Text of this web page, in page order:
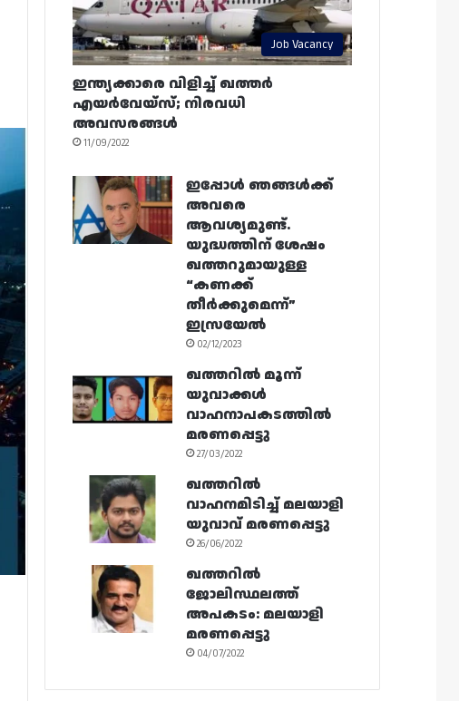
Job Vacancy
ഇന്ത്യക്കാരെ വിളിച്ച് ഖത്തർ
എയർവേയ്‌സ്; നിരവധി
അവസരങ്ങൾ
11/09/2022
ഇപ്പോൾ ഞങ്ങൾക്ക്
അവരെ
ആവശ്യമുണ്ട്.
യുദ്ധത്തിന് ശേഷം
ഖത്തറുമായുള്ള
“കണക്ക്
തീർക്കുമെന്ന്”
ഇസ്രയേൽ
02/12/2023
ഖത്തറിൽ മൂന്ന്
യുവാക്കൾ
വാഹനാപകടത്തിൽ
മരണപ്പെട്ടു
27/03/2022
ഖത്തറിൽ
വാഹനമിടിച്ച് മലയാളി
യുവാവ് മരണപ്പെട്ടു
26/06/2022
ഖത്തറിൽ
ജോലിസ്ഥലത്ത്
അപകടം: മലയാളി
മരണപ്പെട്ടു
04/07/2022